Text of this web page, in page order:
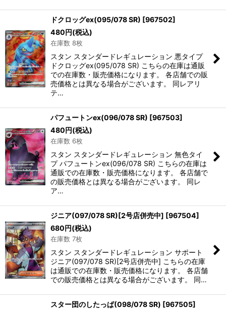
ドクロッグex(095/078 SR) [967502]
480円(税込)
在庫数 8枚
スタン スタンダードレギュレーション 悪タイプ
ドクロッグex(095/078 SR) こちらの在庫は通販
での在庫数・販売価格になります。 各店舗での販
売価格とは異なる場合がございます。 同レアリ
テ…
パフュートンex(096/078 SR) [967503]
480円(税込)
在庫数 6枚
スタン スタンダードレギュレーション 無色タイ
プ パフュートンex(096/078 SR) こちらの在庫は
通販での在庫数・販売価格になります。 各店舗で
の販売価格とは異なる場合がございます。 同レ
ア…
ジニア(097/078 SR)[2号店併売中] [967504]
680円(税込)
在庫数 7枚
スタン スタンダードレギュレーション サポート
ジニア(097/078 SR)[2号店併売中] こちらの在庫
は通販での在庫数・販売価格になります。 各店舗
での販売価格とは異なる場合がございます。 同…
スター団のしたっぱ(098/078 SR) [967505]